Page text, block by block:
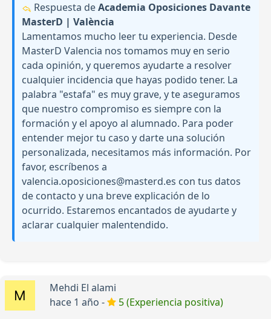
Respuesta deAcademia Oposiciones Davante
MasterD | València
Lamentamos mucho leer tu experiencia. Desde
MasterD Valencia nos tomamos muy en serio
cada opinión, y queremos ayudarte a resolver
cualquier incidencia que hayas podido tener. La
palabra "estafa" es muy grave, y te aseguramos
que nuestro compromiso es siempre con la
formación y el apoyo al alumnado. Para poder
entender mejor tu caso y darte una solución
personalizada, necesitamos más información. Por
favor, escríbenos a
valencia.oposiciones@masterd.es con tus datos
de contacto y una breve explicación de lo
ocurrido. Estaremos encantados de ayudarte y
aclarar cualquier malentendido.
Mehdi El alami
hace 1 año -
5 (Experiencia positiva)